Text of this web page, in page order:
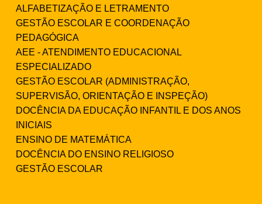
ALFABETIZAÇÃO E LETRAMENTO
GESTÃO ESCOLAR E COORDENAÇÃO
PEDAGÓGICA
AEE - ATENDIMENTO EDUCACIONAL
ESPECIALIZADO
GESTÃO ESCOLAR (ADMINISTRAÇÃO,
SUPERVISÃO, ORIENTAÇÃO E INSPEÇÃO)
DOCÊNCIA DA EDUCAÇÃO INFANTIL E DOS ANOS
INICIAIS
ENSINO DE MATEMÁTICA
DOCÊNCIA DO ENSINO RELIGIOSO
GESTÃO ESCOLAR